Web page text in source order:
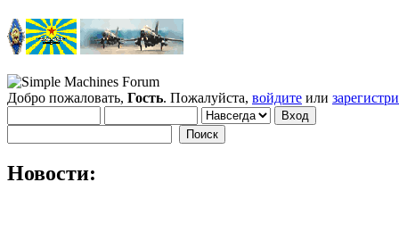
Добро пожаловать, Гость. Пожалуйста, войдите или
Новости: